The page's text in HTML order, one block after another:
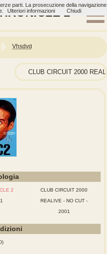
2
Vhsdvd
CLUB CIRCUIT 2000
2
CLUB CIRCUIT 2000
REALIVE - NO CUT -
2001
parti. La prosecuzione della navigazione
Ulteriori informazioni Chiudi